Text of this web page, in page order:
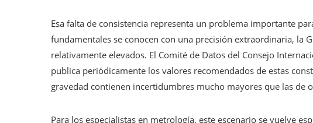
Esa falta de consistencia representa un problema importante
fundamentales se conocen con una precisión extraordinaria, la
relativamente elevados. El Comité de Datos del Consejo
publica periódicamente los valores recomendados de estas
gravedad contienen incertidumbres mucho mayores que las de
Para los especialistas en metrología, este escenario se vuelve